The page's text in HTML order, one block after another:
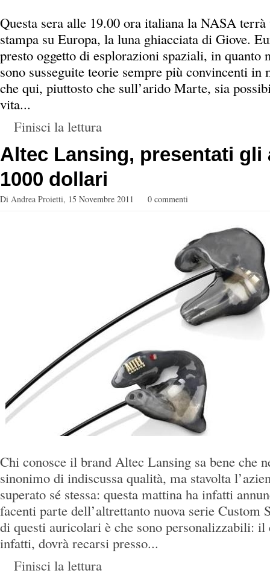
Questa sera alle 19.00 ora italiana la NASA terrà
stampa su Europa, la luna ghiacciata di Giove.
presto oggetto di esplorazioni spaziali, in
sono susseguite teorie sempre più convincenti
che qui, piuttosto che sull’arido Marte, sia
vita...
Finisci la lettura
Altec Lansing, presentati gli
1000 dollari
Di Andrea Proietti, 15 Novembre 2011 0 commenti
Chi conosce il brand Altec Lansing sa bene che
sinonimo di indiscussa qualità, ma stavolta
superato sé stessa: questa mattina ha infatti
facenti parte dell’altrettanto nuova serie Custom
di questi auricolari è che sono personalizzabili:
infatti, dovrà recarsi presso...
Finisci la lettura